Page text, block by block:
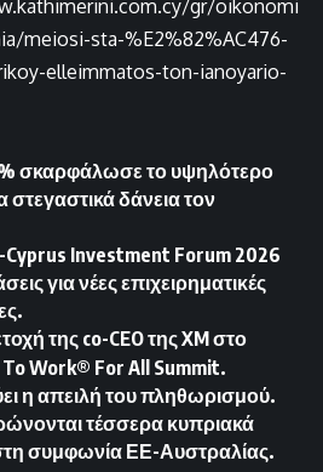
gr/oikonomi
meiosi-sta-%E2%82%AC476-
elleimmatos-ton-ianoyario-
σκαρφάλωσε το υψηλότερο
στεγαστικά δάνεια τον
Investment Forum 2026
για νέες επιχειρηματικές
της co-CEO της XM στο
To Work® For All Summit.
η απειλή του πληθωρισμού.
τέσσερα κυπριακά
συμφωνία ΕΕ-Αυστραλίας.